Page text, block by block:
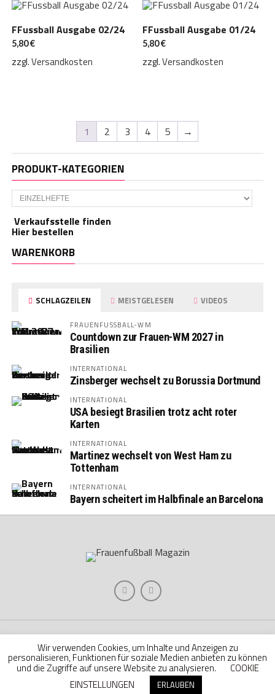
FFussball Ausgabe 02/24
5,80€
zzgl.Versandkosten
FFussball Ausgabe 01/24
5,80€
zzgl.Versandkosten
1 2 3 4 5 →
PRODUKT-KATEGORIEN
Verkaufsstelle finden
Hier bestellen
WARENKORB
SCHLAGZEILEN MEISTGELESEN VIDEOS
FRAUENFUSSBALL-WM
Countdown zur Frauen-WM 2027 in
Brasilien
INTERNATIONAL
Zinsberger wechselt zu Borussia Dortmund
INTERNATIONAL
USA besiegt Brasilien trotz acht roter
Karten
INTERNATIONAL
Martinez wechselt von West Ham zu
Tottenham
INTERNATIONAL
Bayern scheitert im Halbfinale an Barcelona
Impressum AGB Datenschutzerklärung
Cookie Richtlinie
Mediadaten
Copyright © 2026 Hache Verlag
Wir verwenden Cookies, um Inhalte und Anzeigen zu
personalisieren, Funktionen für soziale Medien anbieten zu können
und die Zugriffe auf unsere Website zu analysieren.
COOKIE
EINSTELLUNGEN
ERLAUBEN